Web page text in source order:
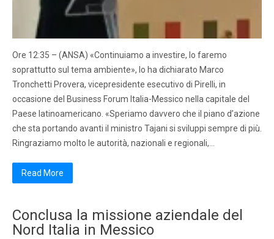
Ore 12:35 – (ANSA) «Continuiamo a investire, lo faremo
soprattutto sul tema ambiente», lo ha dichiarato Marco
Tronchetti Provera, vicepresidente esecutivo di Pirelli, in
occasione del Business Forum Italia-Messico nella capitale del
Paese latinoamericano. «Speriamo davvero che il piano d’azione
che sta portando avanti il ministro Tajani si sviluppi sempre di più.
Ringraziamo molto le autorità, nazionali e regionali,…
Read More
Conclusa la missione aziendale del
Nord Italia in Messico